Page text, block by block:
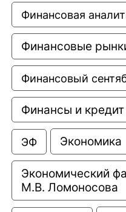
Финансовая
Финансовые
Финансовый
Финансы и кредит
ЭФ Экономика
Экономический
М.В. Ломоносова